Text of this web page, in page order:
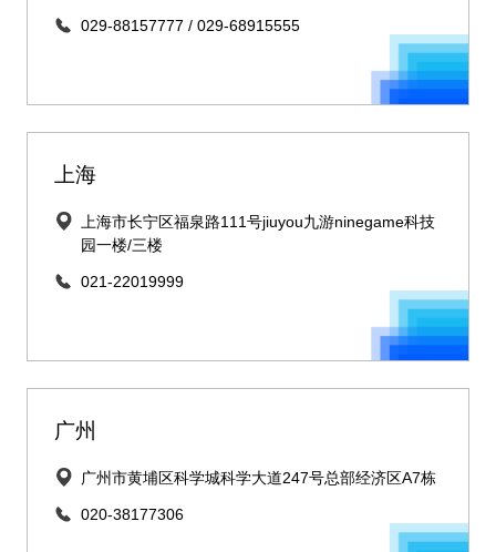
029-88157777 / 029-68915555
上海
上海市长宁区福泉路111号jiuyou九游ninegame科技
园一楼/三楼
021-22019999
广州
广州市黄埔区科学城科学大道247号总部经济区A7栋
020-38177306